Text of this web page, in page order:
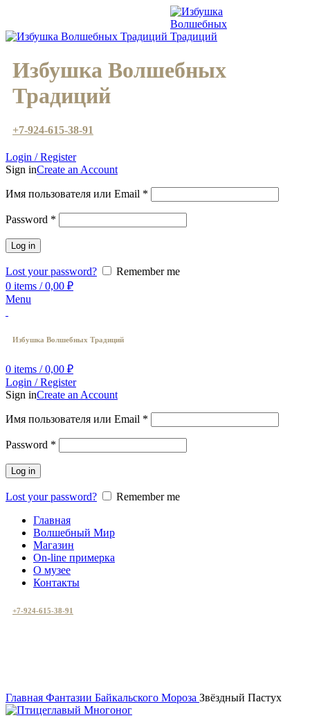
Избушка Волшебных
Традиций
+7-924-615-38-91
Login / Register
Sign inCreate an Account
Имя пользователя или Email *
Password *
Log in
Lost your password?
Remember me
0 items / 0,00 ₽
Menu
Избушка Волшебных Традиций
0 items / 0,00 ₽
Login / Register
Sign inCreate an Account
Имя пользователя или Email *
Password *
Log in
Lost your password?
Remember me
Главная
Волшебный Мир
Магазин
On-line примерка
О музее
Контакты
+7-924-615-38-91
Главная Фантазии Байкальского Мороза Звёздный Пастух